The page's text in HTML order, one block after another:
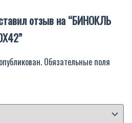
отзыв на “БИНОКЛЬ
Обязательные поля